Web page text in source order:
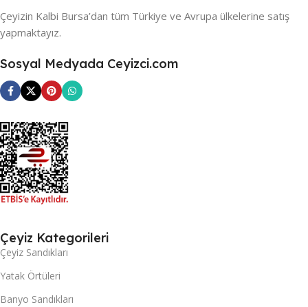
Çeyizin Kalbi Bursa’dan tüm Türkiye ve Avrupa ülkelerine satış
yapmaktayız.
Sosyal Medyada Ceyizci.com
Çeyiz Kategorileri
Çeyiz Sandıkları
Yatak Örtüleri
Banyo Sandıkları